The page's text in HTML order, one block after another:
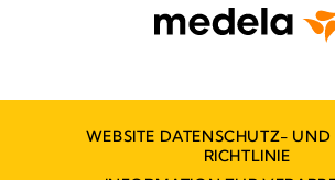
WEBSITE DATENSCHUTZ-
RICHTLINIE